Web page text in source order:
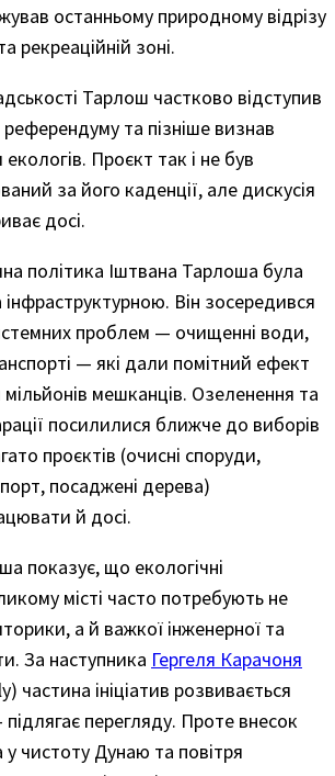
останньому природному відрізу
рекреаційній зоні.
Тарлош частково відступив
та пізніше визнав
Проєкт так і не був
за його каденції, але дискусія
досі.
політика Іштвана Тарлоша була
Він зосередився
проблем — очищенні води,
— які дали помітний ефект
мешканців. Озеленення та
посилилися ближче до виборів
проєктів (очисні споруди,
посаджені дерева)
й досі.
показує, що екологічні
місті часто потребують не
а й важкої інженерної та
За наступника Гергеля Карачоня
частина ініціатив розвивається
перегляду. Проте внесок
чистоту Дунаю та повітря